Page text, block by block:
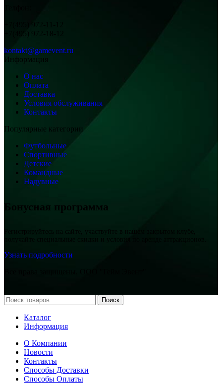
+7(495) 972-11-12
+7(495) 972-18-12
kontakt@gamevent.ru
Информация
О нас
Оплата
Доставка
Условия обслуживания
Контакты
Популярные категории
Футбольные
Спортивные
Детские
Командные
Надувные
Бонусная программа
Регистрируйтесь на сайте, участвуйте в нашем закрытом клубе,
Узнать подробности
Поиск
Каталог
Информация
О Компании
Новости
Контакты
Способы Доставки
Способы Оплаты